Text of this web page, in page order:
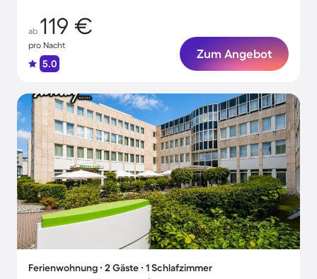
ab 119 €
pro Nacht
5.0
Zum Angebot
Ferienwohnung ∙ 2 Gäste ∙ 1 Schlafzimmer